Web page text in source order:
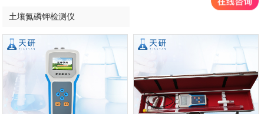
土壤氮磷钾检测仪